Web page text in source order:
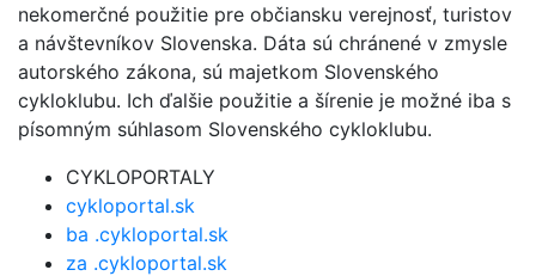
nekomerčné použitie pre občiansku verejnosť, turistov
a návštevníkov Slovenska. Dáta sú chránené v zmysle
autorského zákona, sú majetkom Slovenského
cykloklubu. Ich ďalšie použitie a šírenie je možné iba s
písomným súhlasom Slovenského cykloklubu.
CYKLOPORTALY
cykloportal.sk
ba .cykloportal.sk
za .cykloportal.sk